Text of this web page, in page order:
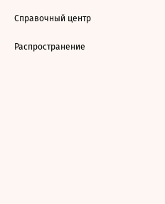
Справочный центр
Распространение